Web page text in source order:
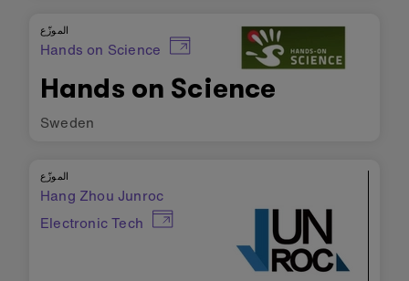
الموزّع
Hands on Science
Hands on Science
Sweden
الموزّع
Hang Zhou Junroc
Electronic Tech